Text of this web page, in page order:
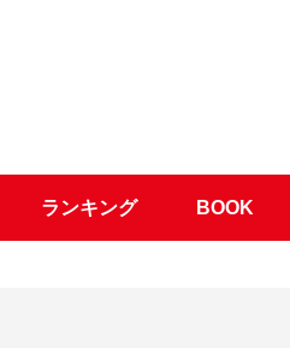
ランキング BOOK